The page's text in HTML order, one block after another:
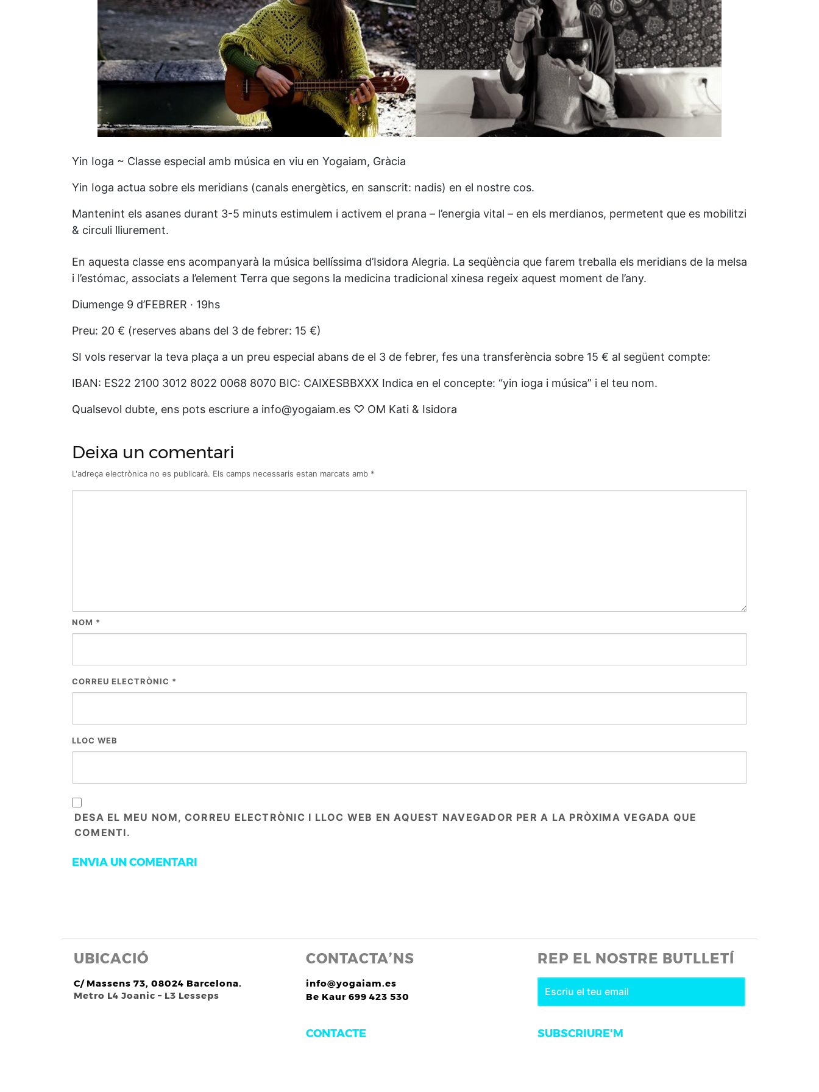
Yin Ioga ~ Classe especial amb música en viu en Yogaiam, Gràcia
Yin Ioga actua sobre els meridians (canals energètics, en sanscrit: nadis) en el nostre cos.
Mantenint els asanes durant 3-5 minuts estimulem i activem el prana – l’energia vital – en els merdianos, permetent que es mobilitzi
& circuli lliurement.
En aquesta classe ens acompanyarà la música bellíssima d’Isidora Alegria. La seqüència que farem treballa els meridians de la melsa
i l’estómac, associats a l’element Terra que segons la medicina tradicional xinesa regeix aquest moment de l’any.
Diumenge 9 d’FEBRER · 19hs
Preu: 20 € (reserves abans del 3 de febrer: 15 €)
SI vols reservar la teva plaça a un preu especial abans de el 3 de febrer, fes una transferència sobre 15 € al següent compte:
IBAN: ES22 2100 3012 8022 0068 8070 BIC: CAIXESBBXXX Indica en el concepte: “yin ioga i música” i el teu nom.
Qualsevol dubte, ens pots escriure a info@yogaiam.es ♡ OM Kati & Isidora
Deixa un comentari
L'adreça electrònica no es publicarà. Els camps necessaris estan marcats amb *
NOM *
CORREU ELECTRÒNIC *
LLOC WEB
DESA EL MEU NOM, CORREU ELECTRÒNIC I LLOC WEB EN AQUEST NAVEGADOR PER A LA PRÒXIMA VEGADA QUE
COMENTI.
UBICACIÓ
C/ Massens 73, 08024 Barcelona.
Metro L4 Joanic – L3 Lesseps
CONTACTA’NS
info@yogaiam.es
Be Kaur 699 423 530
CONTACTE
REP EL NOSTRE BUTLLETÍ
SUBSCRIURE'M